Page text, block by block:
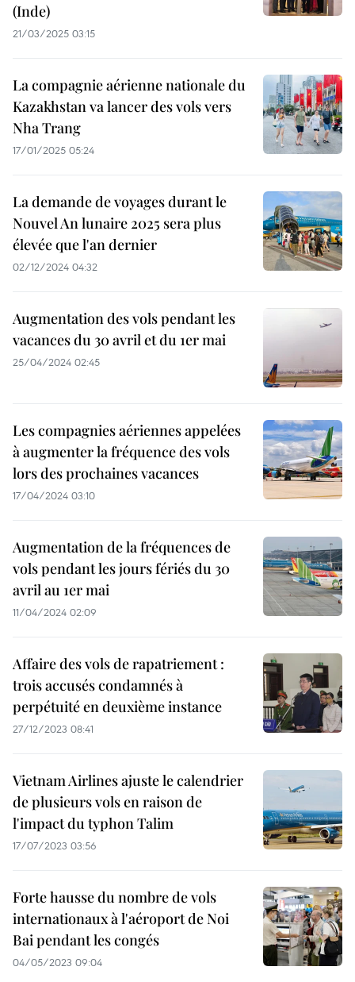
(Inde)
21/03/2025 03:15
La compagnie aérienne nationale du
Kazakhstan va lancer des vols vers
Nha Trang
17/01/2025 05:24
La demande de voyages durant le
Nouvel An lunaire 2025 sera plus
élevée que l'an dernier
02/12/2024 04:32
Augmentation des vols pendant les
vacances du 30 avril et du 1er mai
25/04/2024 02:45
Les compagnies aériennes appelées
à augmenter la fréquence des vols
lors des prochaines vacances
17/04/2024 03:10
Augmentation de la fréquences de
vols pendant les jours fériés du 30
avril au 1er mai
11/04/2024 02:09
Affaire des vols de rapatriement :
trois accusés condamnés à
perpétuité en deuxième instance
27/12/2023 08:41
Vietnam Airlines ajuste le calendrier
de plusieurs vols en raison de
l'impact du typhon Talim
17/07/2023 03:56
Forte hausse du nombre de vols
internationaux à l'aéroport de Noi
Bai pendant les congés
04/05/2023 09:04